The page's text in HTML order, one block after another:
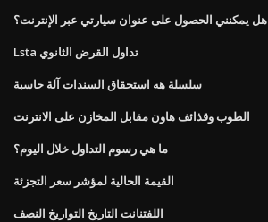
هل يمكنني الحصول على عنوان سيارتي عبر الإنترنت؟
Lsta تداول القرض الثانوي
سلسلة هه استحقاق السندات آلة حاسبة
الطوب وقذائف هاون مقابل المخازن على الانترنت
ما هي رسوم التداول خلال اليوم؟
القيمة الحالية لمؤشر سعر التجزئة
اللفتنانت التاريخ التواريخ النصف